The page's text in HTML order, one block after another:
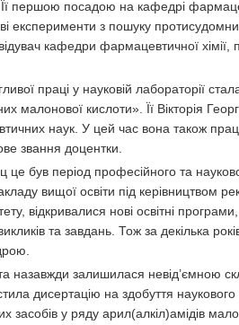
першою посадою на кафедрі
експерименти з пошуку
кафедри фармацевтичної
праці у науковій лабораторії
малонової кислоти». Її Вікторія
наук. У цей час вона також
звання доцентки.
це був період професійного та
вищої освіти під керівництвом
відкривалися нові освітні
та завдань. Тож за декілька
назавжди залишилася невід’ємною
дисертацію на здобуття
засобів у ряду арил(алкіл)амідів